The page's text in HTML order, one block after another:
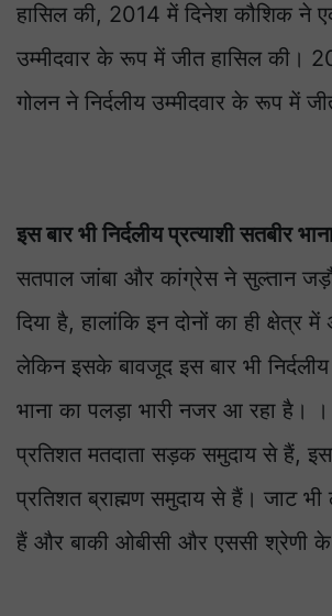
हासिल की, 2014 में दिनेश कौशिक ने
उम्मीदवार के रूप में जीत हासिल की।
गोलन ने निर्दलीय उम्मीदवार के रूप में
इस बार भी निर्दलीय प्रत्याशी सतबीर
सतपाल जांबा और कांग्रेस ने सुल्तान
दिया है, हालांकि इन दोनों का ही क्षेत्र
लेकिन इसके बावजूद इस बार भी निर्दलीय
भाना का पलड़ा भारी नजर आ रहा है।
प्रतिशत मतदाता सड़क समुदाय से हैं,
प्रतिशत ब्राह्मण समुदाय से हैं। जाट
हैं और बाकी ओबीसी और एससी श्रेणी